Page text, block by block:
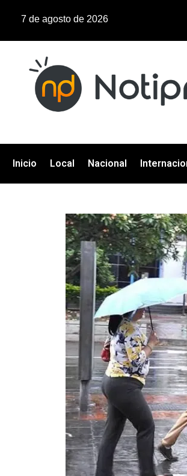
7 de agosto de 2026
Inicio Local Nacional